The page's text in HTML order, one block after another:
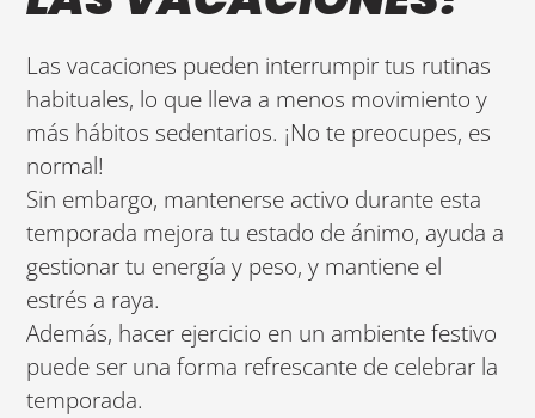
Las vacaciones pueden interrumpir tus rutinas
habituales, lo que lleva a menos movimiento y
más hábitos sedentarios. ¡No te preocupes, es
normal!
Sin embargo, mantenerse activo durante esta
temporada mejora tu estado de ánimo, ayuda a
gestionar tu energía y peso, y mantiene el
estrés a raya.
Además, hacer ejercicio en un ambiente festivo
puede ser una forma refrescante de celebrar la
temporada.